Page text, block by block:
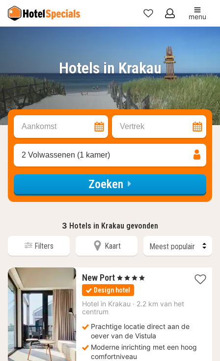
Mijn
menu
Hotels in Krakau
Aankomst Vertrek
2 Volwassenen (1 kamer)
Zoeken
3 Hotels in Krakau gevonden
Filters Kaart
New Port 1
nacht
vanaf
93,95
, 4 Sterren
Design hotel
Hotel in Krakau · 2.2 km van het
centrum
Prachtige locatie direct aan de
oever van de Vistula
Moderne inrichting met een hoog
comfortniveau